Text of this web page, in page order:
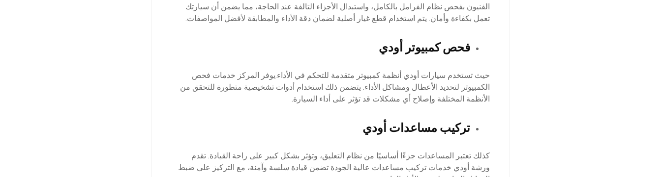
الفنيون بفحص نظام الفرامل بالكامل، واستبدال الأجزاء التالفة عند الحاجة، مما يضمن أن سيارتك
تعمل بكفاءة وأمان. يتم استخدام قطع غيار أصلية لضمان دقة الأداء والمطابقة لأفضل المواصفات.
فحص كمبيوتر أودي
حيث تستخدم سيارات أودي أنظمة كمبيوتر متقدمة للتحكم في الأداء.يوفر المركز خدمات فحص
الكمبيوتر لتحديد الأعطال ومشاكل الأداء. يتضمن ذلك استخدام أدوات تشخيصية متطورة للتحقق من
الأنظمة المختلفة وإصلاح أي مشكلات قد تؤثر على أداء السيارة.
تركيب مساعدات أودي
كذلك تعتبر المساعدات جزءًا أساسيًا من نظام التعليق، وتؤثر بشكل كبير على راحة القيادة. تقدم
ورشة أودي خدمات تركيب مساعدات عالية الجودة تضمن قيادة سلسة وآمنة، مع التركيز على ضبط